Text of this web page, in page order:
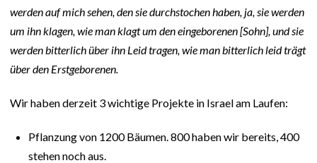
werden auf mich sehen, den sie durchstochen haben, ja, sie werden
um ihn klagen, wie man klagt um den eingeborenen [Sohn], und sie
werden bitterlich über ihn Leid tragen, wie man bitterlich leid trägt
über den Erstgeborenen.
Wir haben derzeit 3 wichtige Projekte in Israel am Laufen:
Pflanzung von 1200 Bäumen. 800 haben wir bereits, 400
stehen noch aus.